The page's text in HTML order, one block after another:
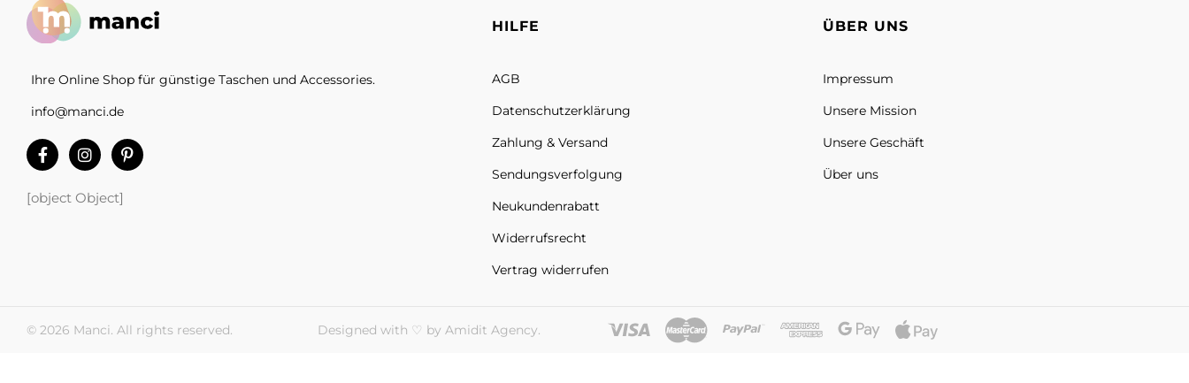
Ihre Online Shop für günstige Taschen und Accessories.
info@manci.de
[object Object]
HILFE
AGB
Datenschutz­erklärung
Zahlung & Versand
Sendungs­verfolgung
Neukundenrabatt
Widerrufsrecht
Vertrag widerrufen
ÜBER UNS
Impressum
Unsere Mission
Unsere Geschäft
Über uns
© 2026 Manci. All rights reserved. Designed with ♡ by Amidit Agency.